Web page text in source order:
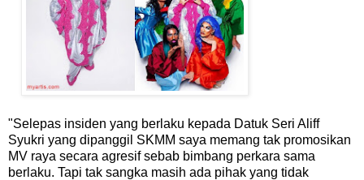
"Selepas insiden yang berlaku kepada Datuk Seri Aliff
Syukri yang dipanggil SKMM saya memang tak promosikan
MV raya secara agresif sebab bimbang perkara sama
berlaku. Tapi tak sangka masih ada pihak yang tidak